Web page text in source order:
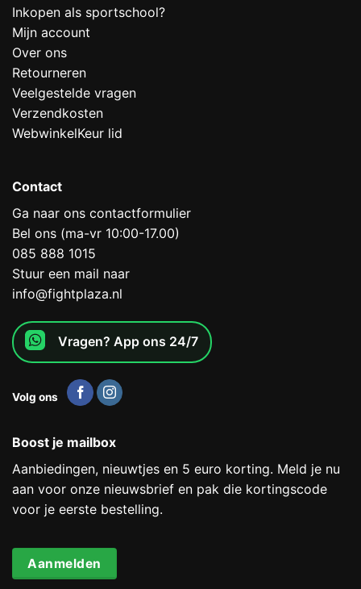
Inkopen als sportschool?
Mijn account
Over ons
Retourneren
Veelgestelde vragen
Verzendkosten
WebwinkelKeur lid
Contact
Ga naar ons contactformulier
Bel ons (ma-vr 10:00-17.00)
085 888 1015
Stuur een mail naar
info@fightplaza.nl
Vragen? App ons 24/7
Volg ons
Boost je mailbox
Aanbiedingen, nieuwtjes en 5 euro korting. Meld je nu
aan voor onze nieuwsbrief en pak die kortingscode
voor je eerste bestelling.
Aanmelden